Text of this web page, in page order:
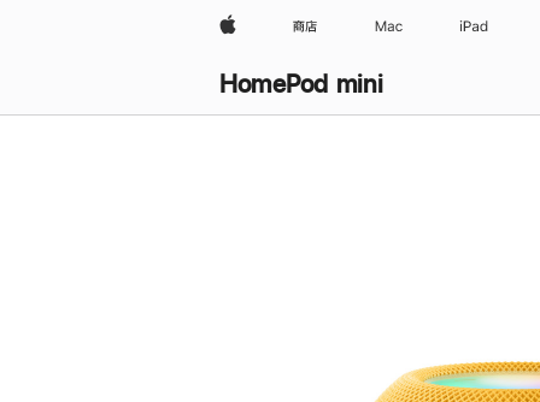
Apple 商店 Mac iPad
HomePod mini